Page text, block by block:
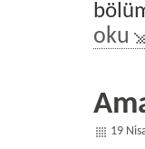
oku
19